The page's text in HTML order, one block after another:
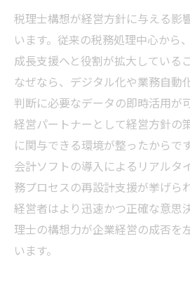
デジタル対応で進化す
税理士に必要なデジタ
税理士業務のデジタル
税理士が活用すべき最
税理士と経営者の連携
デジタル時代に信頼さ
業務効率化を叶える税理士の
税理士が担う業務効率
会計ソフト導入で広が
税理士による業務自動
税理士構想が経営方針に与える影
います。従来の税務処理中心から
成長支援へと役割が拡大している
なぜなら、デジタル化や業務自動
判断に必要なデータの即時活用が
経営パートナーとして経営方針の
に関与できる環境が整ったからで
会計ソフトの導入によるリアルタ
務プロセスの再設計支援が挙げら
経営者はより迅速かつ正確な意思
理士の構想力が企業経営の成否を
います。